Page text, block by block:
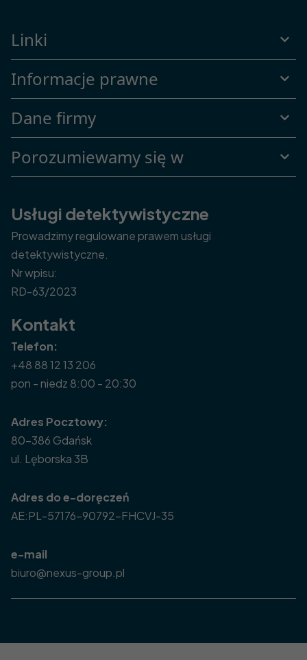
Linki
Informacje prawne
Dane firmy
Porozumiewamy się w
Usługi detektywistyczne
Prowadzimy regulowane prawem usługi
detektywistyczne.
Nr wpisu:
RD-63/2023
Kontakt
Telefon:
+48 88 12 13 206
pon - niedz 8:00 - 20:30
Adres Pocztowy:
80-386 Gdańsk
ul. Lęborska 3B
Adres do e-doręczeń
AE:PL-57176-90792-FHCVJ-35
e-mail
biuro@nexus-group.pl